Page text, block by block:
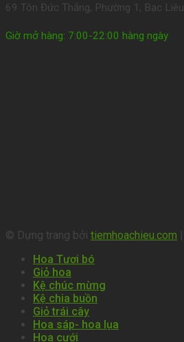
69 Tôn Đức Thắng, Phường 1, Bạc Liêu
Giờ mở hàng: 7:00-22:00 hàng ngày
© Dựng trang bởi tiemhoachieu.com |
Hoa Tươi bó
Giỏ hoa
Kệ chúc mừng
Kệ chia buồn
Giỏ trái cây
Hoa sáp- hoa lụa
Hoa cưới